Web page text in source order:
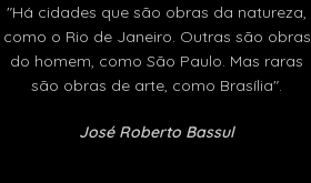
"Há cidades que são obras da natureza,
como o Rio de Janeiro. Outras são obras
do homem, como São Paulo. Mas raras
são obras de arte, como Brasília".
José Roberto Bassul